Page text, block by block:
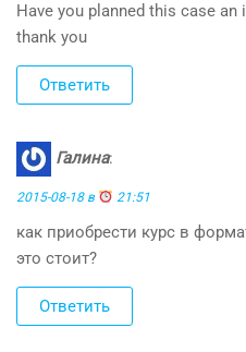
Have you planned this case
thank you
Ответить
Галина:
2015-08-18 в 21:51
как приобрести курс в
это стоит?
Ответить